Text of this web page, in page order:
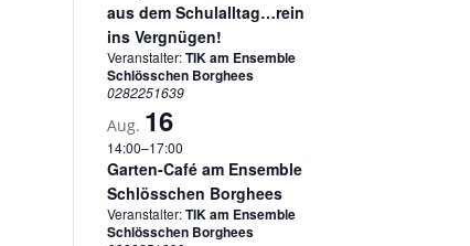
aus dem Schulalltag…rein
ins Vergnügen!
Veranstalter:TIK am Ensemble
Schlösschen Borghees
0282251639
Aug. 16
14:00–17:00
Garten-Café am Ensemble
Schlösschen Borghees
Veranstalter:TIK am Ensemble
Schlösschen Borghees